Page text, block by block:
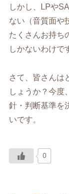
しかし、LPや
ない（音質面や
たくさんお持ち
しかないわけで
さて、皆さんは
しょうか？今度
針・判断基準を
いです。
0